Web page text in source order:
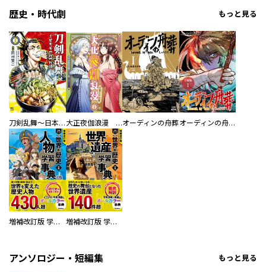
歴史・時代劇 もっと見る
刀剣乱舞～日本号つれづれ酒～ 大正夜伽浪漫 －金曜日の花嫁—オーディンの舟葬 オーディンの舟葬 分冊版
増補改訂版 学研まんが NEW世界の歴史 別巻 人物学習事典 増補改訂版 学研まんが NEW世界の歴史 別巻 世界遺産学習事典
アンソロジー・短編集 もっと見る